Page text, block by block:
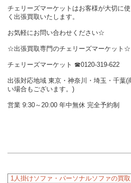
チェリーズマーケットはお客様が大切に
く出張買取いたします。
お気軽にお問い合わせください☆
☆出張買取専門のチェリーズマーケット☆
チェリーズマーケット ☎︎0120-319-622
出張対応地域 東京・神奈川・埼玉・千葉(
い場合もございます。)
営業 9:30～20:00 年中無休 完全予約制
1人掛けソファ・パーソナルソファの買取